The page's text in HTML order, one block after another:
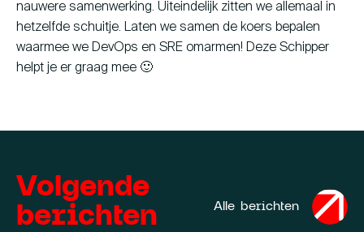
nauwere samenwerking. Uiteindelijk zitten we allemaal in
hetzelfde schuitje. Laten we samen de koers bepalen
waarmee we DevOps en SRE omarmen! Deze Schipper
helpt je er graag mee 🙂
Volgende
berichten
Alle berichten